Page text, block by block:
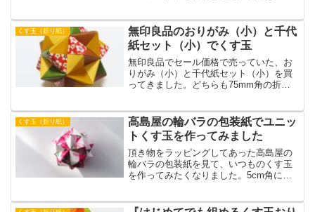
つ一つ折ったりと手間がかかりますが、
完成するとかわいいオーナメントになり
ます。
くす玉（折り紙）
無印良品のおりがみ（小）と千代
紙セット（小）でくす玉
無印良品でセール価格で売っていた、お
りがみ（小）と千代紙セット（小）を買
ってきました。どちらも75mm角の折り
す。これらを使ってくす玉を作りまし
た。濃い色はとくにしっかりとした紙質
でした。
くす玉（折り紙）
高島屋の輪バラの包装紙でユニッ
トくす玉を作ってみました
頂き物をラッピングしてあった高島屋の
輪バラの包装紙を見て、いつものくす玉
を作ってみたくなりました。5cm角に切
に出したかったのですが、なかなか調整